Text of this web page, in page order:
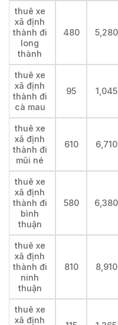
thuê xe
xã định
thành đi
long
thành
480
thuê xe
xã định
thành đi
cà mau
95
thuê xe
xã định
thành đi
mũi né
610
thuê xe
xã định
thành đi
bình
thuận
580
thuê xe
xã định
thành đi
ninh
thuận
810
thuê xe
xã định